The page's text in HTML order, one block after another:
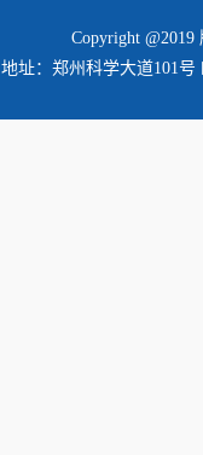
Copyright
地址：郑州科学大道101号